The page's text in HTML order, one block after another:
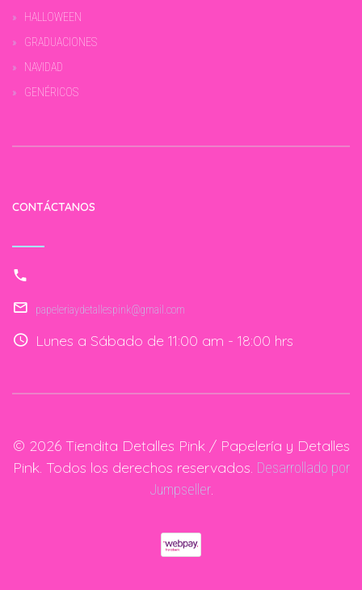
HALLOWEEN
GRADUACIONES
NAVIDAD
GENÉRICOS
CONTÁCTANOS
papeleriaydetallespink@gmail.com
Lunes a Sábado de 11:00 am - 18:00 hrs
© 2026 Tiendita Detalles Pink / Papelería y Detalles
Pink. Todos los derechos reservados. Desarrollado por
Jumpseller.